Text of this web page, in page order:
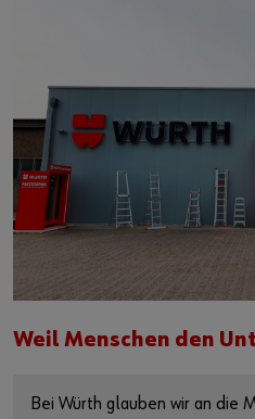
Weil Menschen den
Bei Würth glauben wir an die